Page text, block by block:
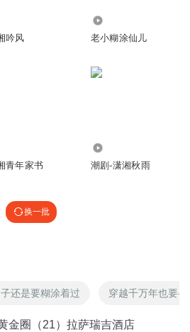
吟风 老小糊涂仙儿
青年家书 潮剧-潇湘秋雨
换一批
子还是要糊涂着过 穿越千万年也要
金圈（21）拉萨瑞吉酒店